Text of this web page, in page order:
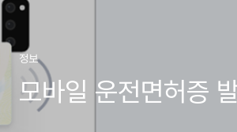
정보
모바일 운전면허증